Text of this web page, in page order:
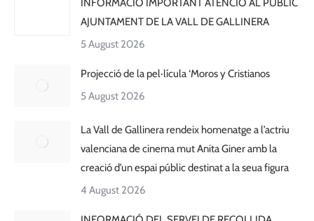
INFORMACIÓ IMPORTANT ATENCIÓ AL PÚBLIC
AJUNTAMENT DE LA VALL DE GALLINERA
5 August 2026
Projecció de la pel·lícula ‘Moros y Cristianos
5 August 2026
La Vall de Gallinera rendeix homenatge a l’actriu
valenciana de cinema mut Anita Giner amb la
creació d’un espai públic destinat a la seua figura
4 August 2026